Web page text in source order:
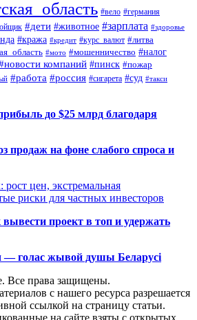
#вело #германия
#дети #животное #зарплата #здоровье
#кража #кредит #курс_валют #литва
#мото #мошенничество #налог
компаний #пинск #пожар
#работа #россия #сигарета #суд #такси
до $25 млрд благодаря
продаж на фоне слабого спроса и
цен, экстремальная
риски для частных инвесторов
проект в топ и удержать
— голас жывой душы Беларусі
Все права защищены.
с нашего ресурса разрешается
ссылкой на страницу статьи.
на сайте взяты с открытых